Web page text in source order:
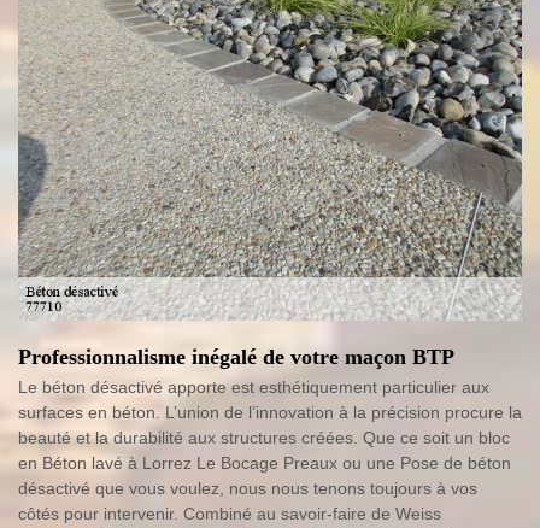
Professionnalisme inégalé de votre maçon BTP
Le béton désactivé apporte est esthétiquement particulier aux
surfaces en béton. L’union de l’innovation à la précision procure la
beauté et la durabilité aux structures créées. Que ce soit un bloc
en Béton lavé à Lorrez Le Bocage Preaux ou une Pose de béton
désactivé que vous voulez, nous nous tenons toujours à vos
côtés pour intervenir. Combiné au savoir-faire de Weiss